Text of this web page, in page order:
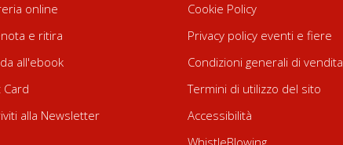
online
e ritira
all'ebook
Card
alla Newsletter
Cookie Policy
Privacy policy eventi e fiere
Condizioni generali di vendita
Termini di utilizzo del sito
Accessibilità
WhistleBlowing